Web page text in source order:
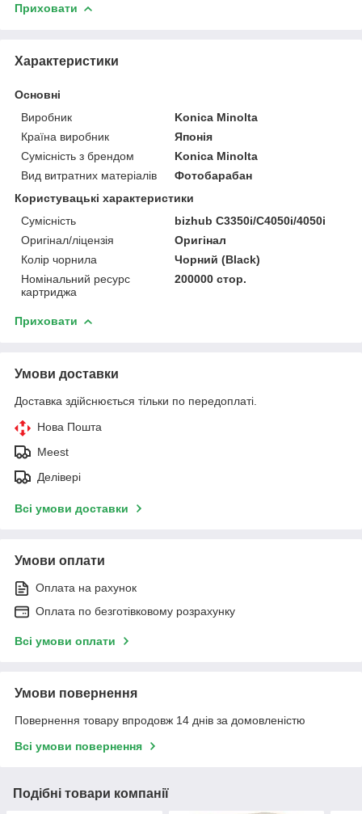
Приховати
Характеристики
Основні
Виробник
Konica Minolta
Країна виробник
Японія
Сумісність з брендом
Konica Minolta
Вид витратних матеріалів
Фотобарабан
Користувацькі характеристики
Сумісність
bizhub C3350i/C4050i/4050i
Оригінал/ліцензія
Оригінал
Колір чорнила
Чорний (Black)
Номінальний ресурс
картриджа
200000 стор.
Приховати
Умови доставки
Доставка здійснюється тільки по передоплаті.
Нова Пошта
Meest
Делівері
Всі умови доставки
Умови оплати
Оплата на рахунок
Оплата по безготівковому розрахунку
Всі умови оплати
Умови повернення
Повернення товару впродовж 14 днів за домовленістю
Всі умови повернення
Подібні товари компанії